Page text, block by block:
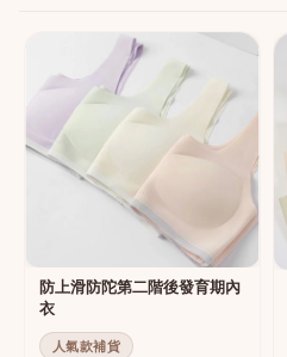
防上滑防陀第二階後發育期內
衣
人氣款補貨